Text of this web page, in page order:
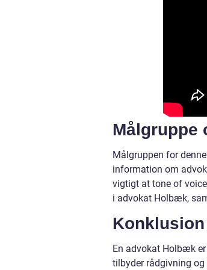
Målgruppe
Målgruppen for
information om
vigtigt at tone of
i advokat Holbæk,
Konklusion
En advokat Holbæk
tilbyder rådgivning